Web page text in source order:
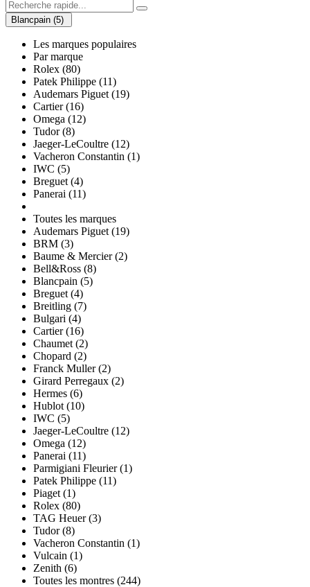
Blancpain (5)
Les marques populaires
Par marque
Rolex (80)
Patek Philippe (11)
Audemars Piguet (19)
Cartier (16)
Omega (12)
Tudor (8)
Jaeger-LeCoultre (12)
Vacheron Constantin (1)
IWC (5)
Breguet (4)
Panerai (11)
Toutes les marques
Audemars Piguet (19)
BRM (3)
Baume & Mercier (2)
Bell&Ross (8)
Blancpain (5)
Breguet (4)
Breitling (7)
Bulgari (4)
Cartier (16)
Chaumet (2)
Chopard (2)
Franck Muller (2)
Girard Perregaux (2)
Hermes (6)
Hublot (10)
IWC (5)
Jaeger-LeCoultre (12)
Omega (12)
Panerai (11)
Parmigiani Fleurier (1)
Patek Philippe (11)
Piaget (1)
Rolex (80)
TAG Heuer (3)
Tudor (8)
Vacheron Constantin (1)
Vulcain (1)
Zenith (6)
Toutes les montres (244)